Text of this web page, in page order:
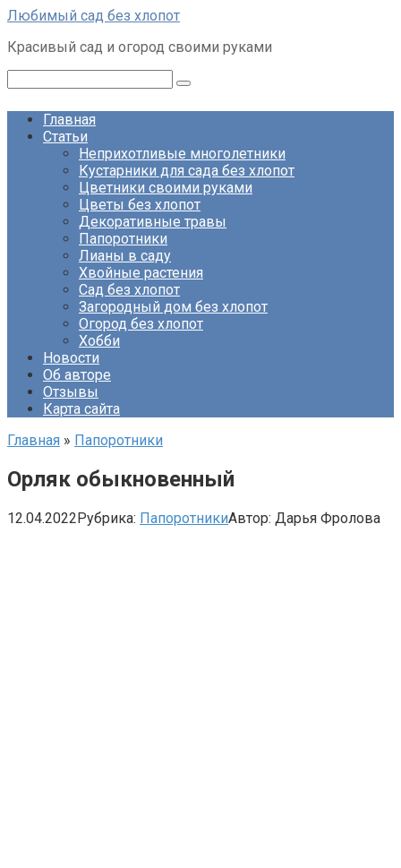
Перейти
контенту
Любимый сад без хлопот
Красивый сад и огород своими руками
Главная
Статьи
Неприхотливые многолетники
Кустарники для сада без хлопот
Цветники своими руками
Цветы без хлопот
Декоративные травы
Папоротники
Лианы в саду
Хвойные растения
Сад без хлопот
Загородный дом без хлопот
Огород без хлопот
Хобби
Новости
Об авторе
Отзывы
Карта сайта
Главная » Папоротники
Орляк обыкновенный
12.04.2022Рубрика: ПапоротникиАвтор: Дарья Фролова